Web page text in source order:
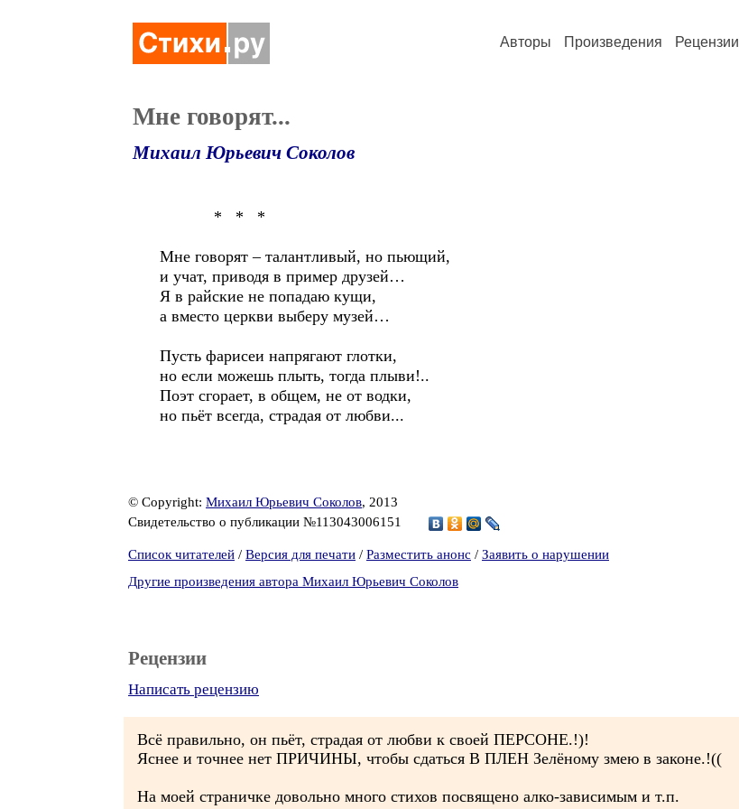
Авторы Произведения Рецензии
Мне говорят...
Михаил Юрьевич Соколов
* * *
Мне говорят – талантливый, но пьющий,
и учат, приводя в пример друзей…
Я в райские не попадаю кущи,
а вместо церкви выберу музей…
Пусть фарисеи напрягают глотки,
но если можешь плыть, тогда плыви!..
Поэт сгорает, в общем, не от водки,
но пьёт всегда, страдая от любви...
© Copyright: Михаил Юрьевич Соколов, 2013
Свидетельство о публикации №113043006151
Список читателей / Версия для печати / Разместить анонс / Заявить о нарушении
Другие произведения автора Михаил Юрьевич Соколов
Рецензии
Написать рецензию
Всё правильно, он пьёт, страдая от любви к своей ПЕРСОНЕ.!)!
Яснее и точнее нет ПРИЧИНЫ, чтобы сдаться В ПЛЕН Зелёному змею в законе.!((
На моей страничке довольно много стихов посвящено алко-зависимым и т.п.